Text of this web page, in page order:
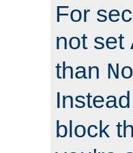
For
not set
than
block